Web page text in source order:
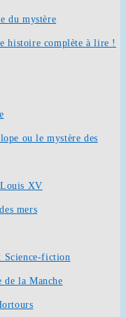
du mystère
histoire complète à lire !
ou le mystère des
Louis XV
mers
Science-fiction
de la Manche